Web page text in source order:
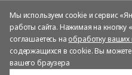
Мы используем cookie и сервис
работы сайта. Нажимая на кнопку
соглашаетесь на обработку
содержащихся в cookie. Вы
вашего браузера